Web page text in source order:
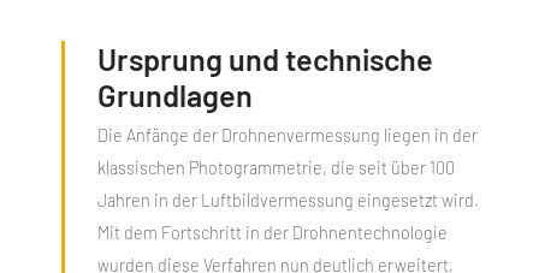
Ursprung und technische
Grundlagen
Die Anfänge der Drohnenvermessung liegen in der
klassischen Photogrammetrie, die seit über 100
Jahren in der Luftbildvermessung eingesetzt wird.
Mit dem Fortschritt in der Drohnentechnologie
wurden diese Verfahren nun deutlich erweitert,